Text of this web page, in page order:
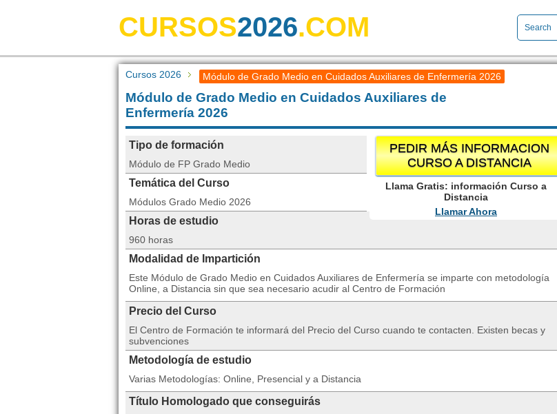
CURSOS2026.COM
Cursos 2026 Módulo de Grado Medio en Cuidados Auxiliares de Enfermería 2026
Módulo de Grado Medio en Cuidados Auxiliares de
Enfermería 2026
PEDIR MÁS INFORMACION
CURSO A DISTANCIA
Llama Gratis: información Curso a
Distancia
Llamar Ahora
Tipo de formación
Módulo de FP Grado Medio
Temática del Curso
Módulos Grado Medio 2026
Horas de estudio
960 horas
Modalidad de Impartición
Este Módulo de Grado Medio en Cuidados Auxiliares de Enfermería se imparte con metodología
Online, a Distancia sin que sea necesario acudir al Centro de Formación
Precio del Curso
El Centro de Formación te informará del Precio del Curso cuando te contacten. Existen becas y
subvenciones
Metodología de estudio
Varias Metodologías: Online, Presencial y a Distancia
Título Homologado que conseguirás